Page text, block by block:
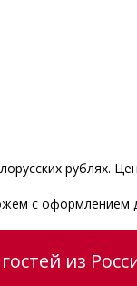
рублях.
с оформлением
из